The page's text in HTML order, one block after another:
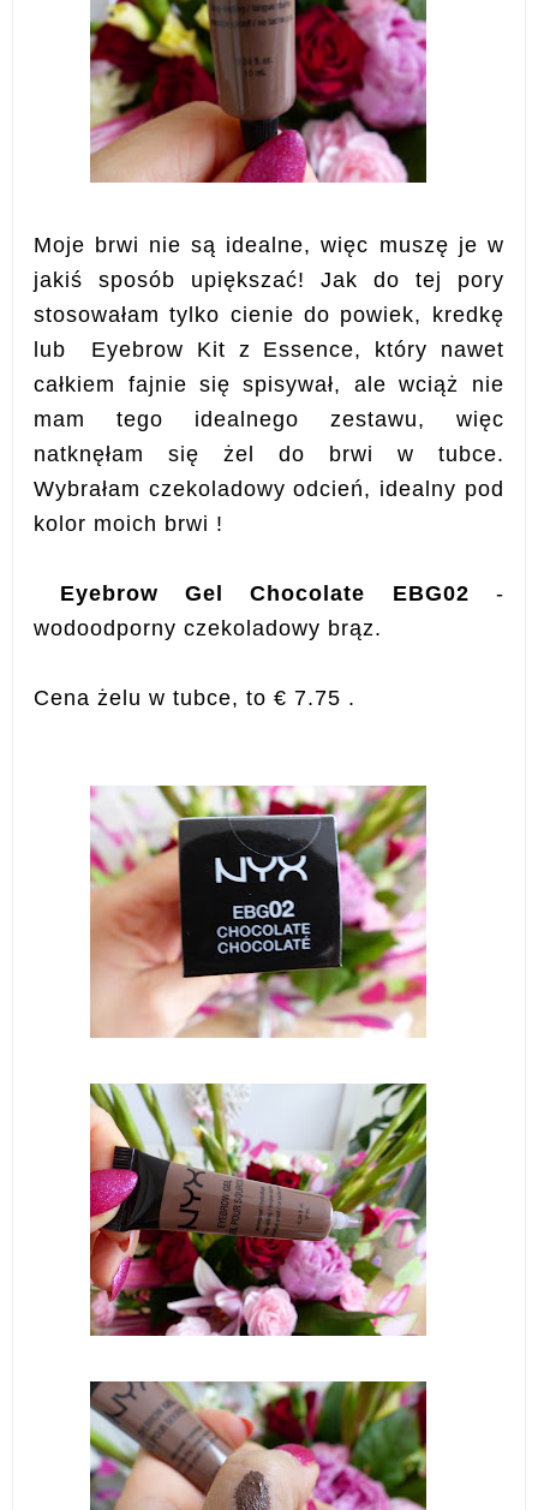
Moje brwi nie są idealne, więc muszę je w
jakiś sposób upiększać! Jak do tej pory
stosowałam tylko cienie do powiek, kredkę
lub Eyebrow Kit z Essence, który nawet
całkiem fajnie się spisywał, ale wciąż nie
mam tego idealnego zestawu, więc
natknęłam się żel do brwi w tubce.
Wybrałam czekoladowy odcień, idealny pod
kolor moich brwi !
Eyebrow Gel Chocolate EBG02 -
wodoodporny czekoladowy brąz.
Cena żelu w tubce, to € 7.75 .